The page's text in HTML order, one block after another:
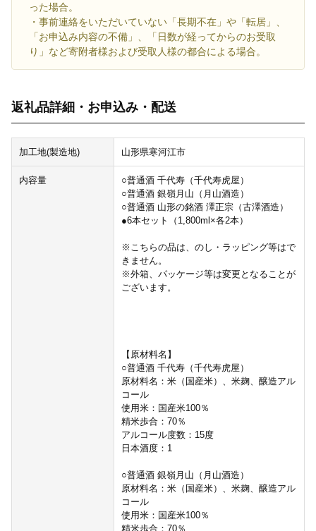
った場合。
・事前連絡をいただいていない「長期不在」や「転居」、
「お申込み内容の不備」、「日数が経ってからのお受取
り」など寄附者様および受取人様の都合による場合。
返礼品詳細・お申込み・配送
加工地(製造地) 山形県寒河江市
内容量
○普通酒 千代寿（千代寿虎屋）
○普通酒 銀嶺月山（月山酒造）
○普通酒 山形の銘酒 澤正宗（古澤酒造）
●6本セット（1,800ml×各2本）
※こちらの品は、のし・ラッピング等はで
きません。
※外箱、パッケージ等は変更となることが
ございます。
【原材料名】
○普通酒 千代寿（千代寿虎屋）
原材料名：米（国産米）、米麹、醸造アル
コール
使用米：国産米100％
精米歩合：70％
アルコール度数：15度
日本酒度：1
○普通酒 銀嶺月山（月山酒造）
原材料名：米（国産米）、米麹、醸造アル
コール
使用米：国産米100％
精米歩合：70％